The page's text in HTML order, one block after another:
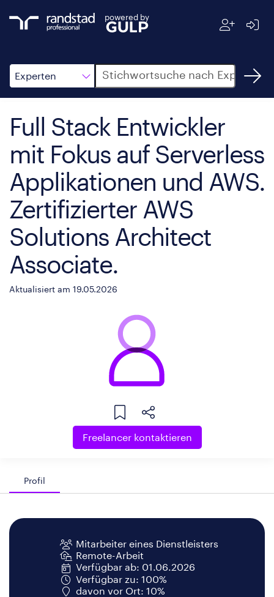
powered by
Experten
Suche
Full Stack Entwickler
mit Fokus auf Serverless
Applikationen und AWS.
Zertifizierter AWS
Solutions Architect
Associate.
Aktualisiert am 19.05.2026
Freelancer kontaktieren
Profil
Mitarbeiter eines Dienstleisters
Remote-Arbeit
Verfügbar ab: 01.06.2026
Verfügbar zu: 100%
davon vor Ort: 10%